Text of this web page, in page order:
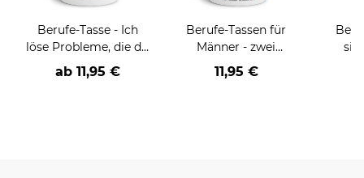
Berufe-Tasse - Ich
löse Probleme, die du
nicht verstehst -
verschiedene Berufe
ab 11,95 €
Berufe-Tassen für
Männer - zwei
Farbvarianten
11,95 €